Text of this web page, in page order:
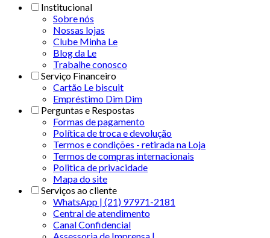
Institucional
Sobre nós
Nossas lojas
Clube Minha Le
Blog da Le
Trabalhe conosco
Serviço Financeiro
Cartão Le biscuit
Empréstimo Dim Dim
Perguntas e Respostas
Formas de pagamento
Política de troca e devolução
Termos e condições - retirada na Loja
Termos de compras internacionais
Politica de privacidade
Mapa do site
Serviços ao cliente
WhatsApp | (21) 97971-2181
Central de atendimento
Canal Confidencial